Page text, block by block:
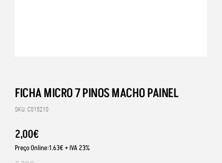
FICHA MICRO 7 PINOS MACHO PAINEL
SKU: C015210
2,00€
Preço Online:1.63€ + IVA 23%